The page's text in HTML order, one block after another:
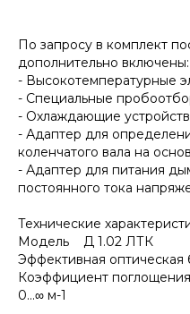
По запросу в комплект
дополнительно включены:
- Высокотемпературные
- Специальные
- Охлаждающие
- Адаптер для
коленчатого вала на
- Адаптер для питания
постоянного тока
Технические
Модель Д 1.02 ЛТК
Эффективная
Коэффициент
0...∞ м-1